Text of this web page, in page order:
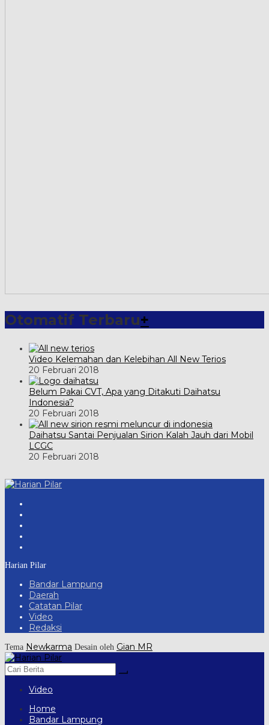
Otomatif Terbaru+
Video Kelemahan dan Kelebihan All New Terios
20 Februari 2018
Belum Pakai CVT, Apa yang Ditakuti Daihatsu
Indonesia?
20 Februari 2018
Daihatsu Santai Penjualan Sirion Kalah Jauh dari Mobil
LCGC
20 Februari 2018
Harian Pilar
Bandar Lampung
Daerah
Catatan Pilar
Video
Redaksi
Tema Newkarma Desain oleh Gian MR
Video
Home
Bandar Lampung